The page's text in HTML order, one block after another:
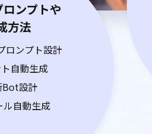
ンプトや
方法
ロンプト設計
自動生成
Bot設計
ル自動生成